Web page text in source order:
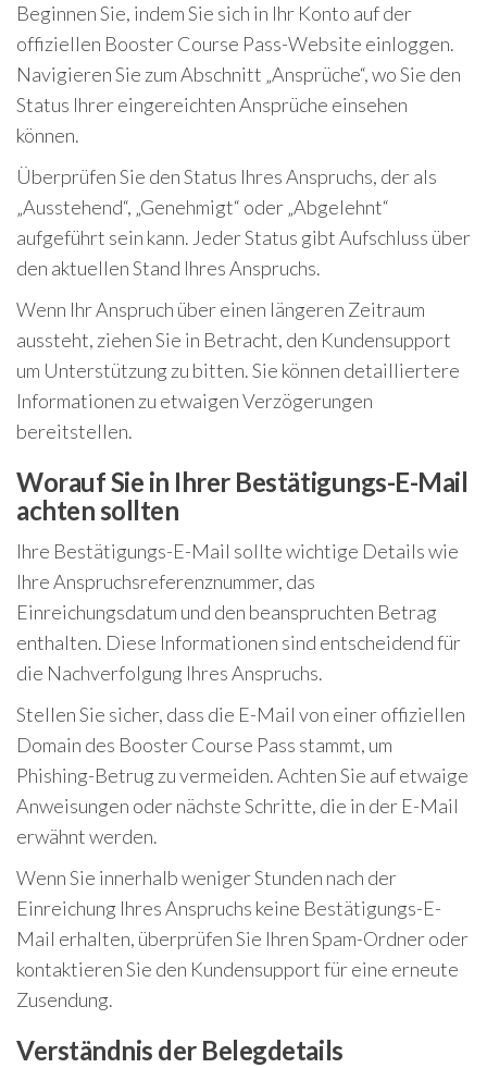
Beginnen Sie, indem Sie sich in Ihr Konto auf der
offiziellen Booster Course Pass-Website einloggen.
Navigieren Sie zum Abschnitt „Ansprüche“, wo Sie den
Status Ihrer eingereichten Ansprüche einsehen
können.
Überprüfen Sie den Status Ihres Anspruchs, der als
„Ausstehend“, „Genehmigt“ oder „Abgelehnt“
aufgeführt sein kann. Jeder Status gibt Aufschluss über
den aktuellen Stand Ihres Anspruchs.
Wenn Ihr Anspruch über einen längeren Zeitraum
aussteht, ziehen Sie in Betracht, den Kundensupport
um Unterstützung zu bitten. Sie können detailliertere
Informationen zu etwaigen Verzögerungen
bereitstellen.
Worauf Sie in Ihrer Bestätigungs-E-Mail
achten sollten
Ihre Bestätigungs-E-Mail sollte wichtige Details wie
Ihre Anspruchsreferenznummer, das
Einreichungsdatum und den beanspruchten Betrag
enthalten. Diese Informationen sind entscheidend für
die Nachverfolgung Ihres Anspruchs.
Stellen Sie sicher, dass die E-Mail von einer offiziellen
Domain des Booster Course Pass stammt, um
Phishing-Betrug zu vermeiden. Achten Sie auf etwaige
Anweisungen oder nächste Schritte, die in der E-Mail
erwähnt werden.
Wenn Sie innerhalb weniger Stunden nach der
Einreichung Ihres Anspruchs keine Bestätigungs-E-
Mail erhalten, überprüfen Sie Ihren Spam-Ordner oder
kontaktieren Sie den Kundensupport für eine erneute
Zusendung.
Verständnis der Belegdetails